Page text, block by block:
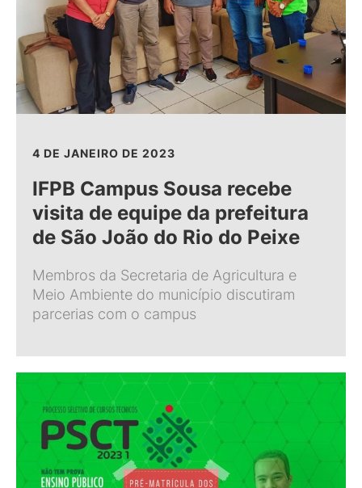
4 DE JANEIRO DE 2023
IFPB Campus Sousa recebe
visita de equipe da prefeitura
de São João do Rio do Peixe
Membros da Secretaria de Agricultura e
Meio Ambiente do município discutiram
parcerias com o campus